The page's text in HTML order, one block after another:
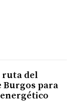
ruta del
Burgos para